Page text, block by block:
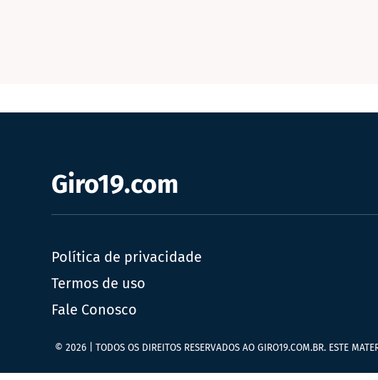
Giro19.com
Política de privacidade
Termos de uso
Fale Conosco
© 2026 | TODOS OS DIREITOS RESERVADOS AO GIRO19.COM.BR. ESTE